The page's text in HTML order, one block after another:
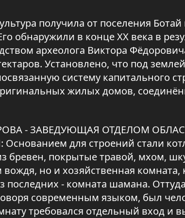
получила от поселения
обнаружили в конце ХХ века в
археолога Виктора
Установлено, что под
систему капитального
жилых домов,
- ЗАВЕДУЮЩАЯ ОТДЕЛОМ
для строений стали
бревен, покрытые травой, мхом,
но и хозяйственная комната,
последних - комната шамана.
современным языком, был
требовался отдельный вход и